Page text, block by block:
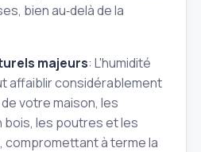
bien au‑delà de la
majeurs: L'humidité
affaiblir considérablement
votre maison, les
les poutres et les
compromettant à terme la